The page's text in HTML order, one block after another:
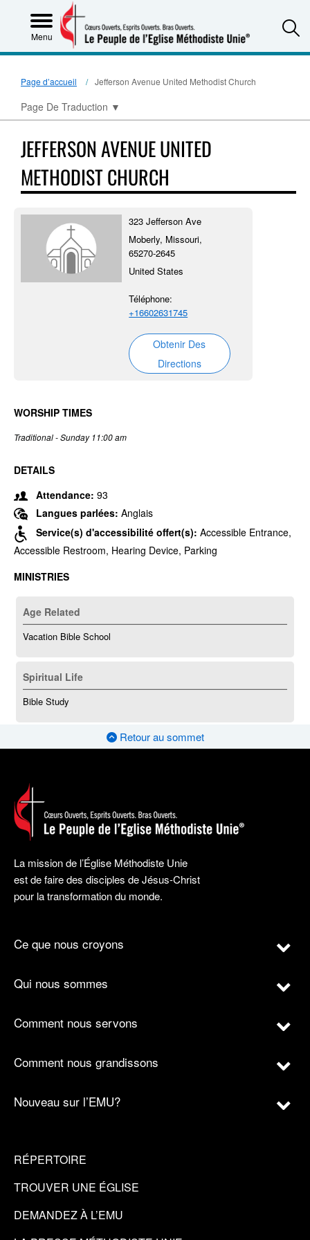
Menu
Page d’accueil Jefferson Avenue United Methodist Church
Page De Traduction ▼
JEFFERSON AVENUE UNITED
METHODIST CHURCH
323 Jefferson Ave
Moberly, Missouri,
65270-2645
United States
Téléphone:
+16602631745
Obtenir Des
Directions
WORSHIP TIMES
Traditional - Sunday 11:00 am
DETAILS
Attendance: 93
Langues parlées: Anglais
Service(s) d'accessibilité offert(s): Accessible Entrance,
Accessible Restroom, Hearing Device, Parking
MINISTRIES
Age Related
Vacation Bible School
Spiritual Life
Bible Study
Retour au sommet
La mission de l’Église Méthodiste Unie
est de faire des disciples de Jésus-Christ
pour la transformation du monde.
Ce que nous croyons
Qui nous sommes
Comment nous servons
Comment nous grandissons
Nouveau sur l’EMU?
RÉPERTOIRE
TROUVER UNE ÉGLISE
DEMANDEZ À L’EMU